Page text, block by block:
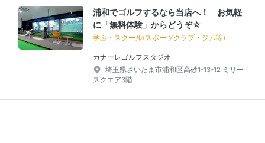
浦和でゴルフするなら当店へ！ お気軽
に「無料体験」からどうぞ☆
学ぶ・スクール(スポーツクラブ・ジム等)
カナーレゴルフスタジオ
埼玉県さいたま市浦和区高砂1-13-12 ミリー
スクエア3階